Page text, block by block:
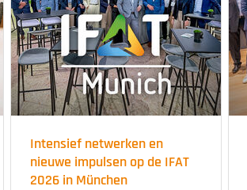
Intensief netwerken en
nieuwe impulsen op de IFAT
2026 in München